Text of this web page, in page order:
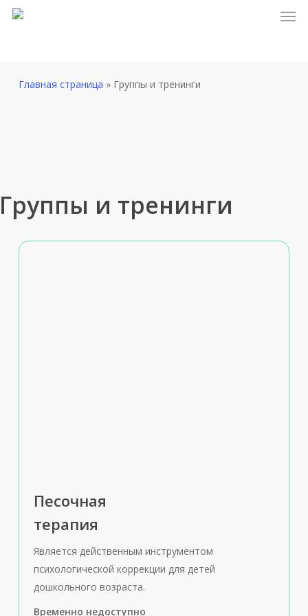
Skip
Главная страница » Группы и тренинги
и тренинги
Песочная
терапия
Является действенным инструментом
психологической коррекции для детей
дошкольного возраста.
Временно недоступно